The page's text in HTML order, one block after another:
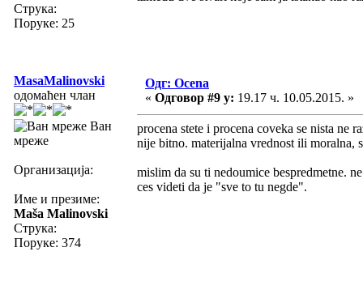
Струка:
Поруке: 25
MasaMalinovski
одомаћен члан
Ван
мреже
Организација:
Име и презиме:
Maša Malinovski
Струка:
Поруке: 374
Одг: Ocena
« Одговор #9 у: 19.17 ч. 10.05.2015. »
procena stete i procena coveka se nista
nije bitno. materijalna vrednost ili moralna,
mislim da su ti nedoumice bespredmetne.
ces videti da je "sve to tu negde".